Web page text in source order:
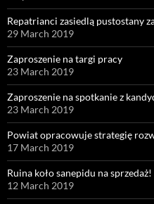
Repatrianci zasiedlą pustostany
29 March 2019
Zaproszenie na targi pracy
23 March 2019
Zaproszenie na spotkanie z
23 March 2019
Powiat opracowuje strategię
17 March 2019
Ruina koło sanepidu na sprzedaż!
12 March 2019